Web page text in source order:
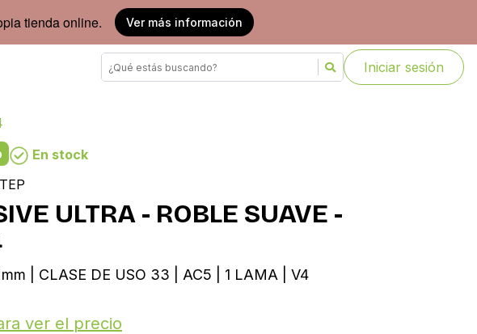
tienda online. Ver más información
Iniciar sesión
En stock
ULTRA - ROBLE SUAVE -
| CLASE DE USO 33 | AC5 | 1 LAMA | V4
ver el precio